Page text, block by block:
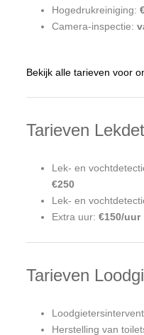
Hogedrukreiniging:
Camera-inspectie:
Bekijk alle tarieven voor
Tarieven
Lek- en
€250
Lek- en
Extra uur:€150/uur
Tarieven
Herstelling van